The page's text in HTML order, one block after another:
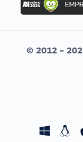
Concurso MPU
Editais publicados
CONCURSOS POR
Concursos Fiscais
© 2012 -